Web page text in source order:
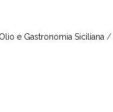
e Gastronomia Siciliana /